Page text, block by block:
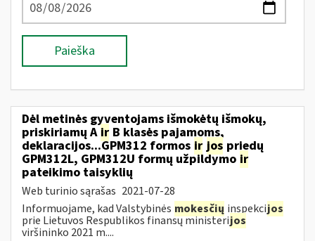
Paieška
Dėl metinės gyventojams išmokėtų išmokų,
priskiriamų A ir B klasės pajamoms,
deklaracijos...GPM312 formos ir jos priedų
GPM312L, GPM312U formų užpildymo ir
pateikimo taisyklių
Web turinio sąrašas 2021-07-28
Informuojame, kad Valstybinės mokesčių inspekcijos
prie Lietuvos Respublikos finansų ministerijos
viršininko 2021 m....